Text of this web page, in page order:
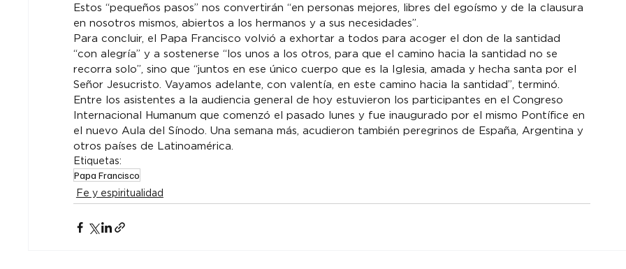
Estos “pequeños pasos” nos convertirán “en personas mejores, libres del egoísmo y de la clausura
en nosotros mismos, abiertos a los hermanos y a sus necesidades”.
Para concluir, el Papa Francisco volvió a exhortar a todos para acoger el don de la santidad
“con alegría” y a sostenerse “los unos a los otros, para que el camino hacia la santidad no se
recorra solo”, sino que “juntos en ese único cuerpo que es la Iglesia, amada y hecha santa por el
Señor Jesucristo. Vayamos adelante, con valentía, en este camino hacia la santidad”, terminó.
Entre los asistentes a la audiencia general de hoy estuvieron los participantes en el Congreso
Internacional Humanum que comenzó el pasado lunes y fue inaugurado por el mismo Pontífice en
el nuevo Aula del Sínodo. Una semana más, acudieron también peregrinos de España, Argentina y
otros países de Latinoamérica.
Etiquetas:
Papa Francisco
Fe y espiritualidad